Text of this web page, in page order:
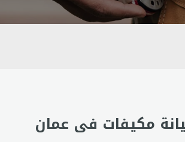
مكيفات فى عمان